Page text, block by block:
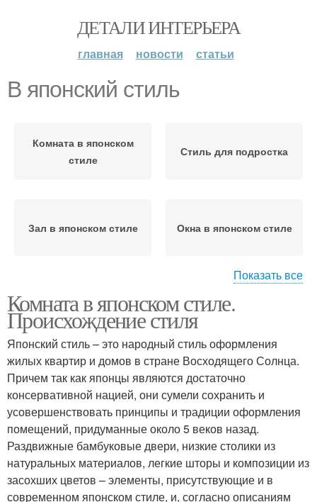
ДЕТАЛИ ИНТЕРЬЕРА
главная новости статьи
В японский стиль
Комната в японском
стиле
Стиль для подростка
Зал в японском стиле Окна в японском стиле
Японский стиль
стиле
Показать все
Комната в японском стиле.
Происхождение стиля
Японский стиль – это народный стиль оформления
жилых квартир и домов в стране Восходящего Солнца.
Причем так как японцы являются достаточно
консервативной нацией, они сумели сохранить и
усовершенствовать принципы и традиции оформления
помещений, придуманные около 5 веков назад.
Раздвижные бамбуковые двери, низкие столики из
натуральных материалов, легкие шторы и композиции из
засохших цветов – элементы, присутствующие и в
современном японском стиле, и, согласно описаниям